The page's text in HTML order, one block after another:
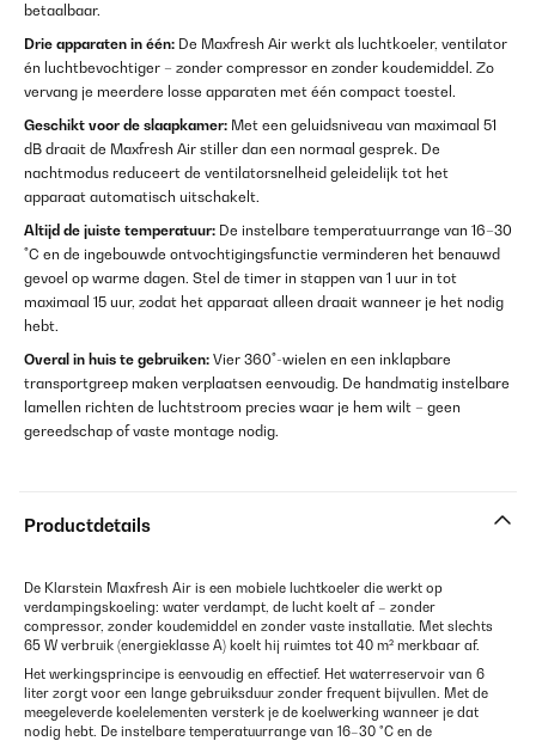
betaalbaar.
Drie apparaten in één: De Maxfresh Air werkt als luchtkoeler, ventilator
én luchtbevochtiger – zonder compressor en zonder koudemiddel. Zo
vervang je meerdere losse apparaten met één compact toestel.
Geschikt voor de slaapkamer: Met een geluidsniveau van maximaal 51
dB draait de Maxfresh Air stiller dan een normaal gesprek. De
nachtmodus reduceert de ventilatorsnelheid geleidelijk tot het
apparaat automatisch uitschakelt.
Altijd de juiste temperatuur: De instelbare temperatuurrange van 16–30
°C en de ingebouwde ontvochtigingsfunctie verminderen het benauwd
gevoel op warme dagen. Stel de timer in stappen van 1 uur in tot
maximaal 15 uur, zodat het apparaat alleen draait wanneer je het nodig
hebt.
Overal in huis te gebruiken: Vier 360°-wielen en een inklapbare
transportgreep maken verplaatsen eenvoudig. De handmatig instelbare
lamellen richten de luchtstroom precies waar je hem wilt – geen
gereedschap of vaste montage nodig.
Productdetails
De Klarstein Maxfresh Air is een mobiele luchtkoeler die werkt op
verdampingskoeling: water verdampt, de lucht koelt af – zonder
compressor, zonder koudemiddel en zonder vaste installatie. Met slechts
65 W verbruik (energieklasse A) koelt hij ruimtes tot 40 m² merkbaar af.
Het werkingsprincipe is eenvoudig en effectief. Het waterreservoir van 6
liter zorgt voor een lange gebruiksduur zonder frequent bijvullen. Met de
meegeleverde koelelementen versterk je de koelwerking wanneer je dat
nodig hebt. De instelbare temperatuurrange van 16–30 °C en de